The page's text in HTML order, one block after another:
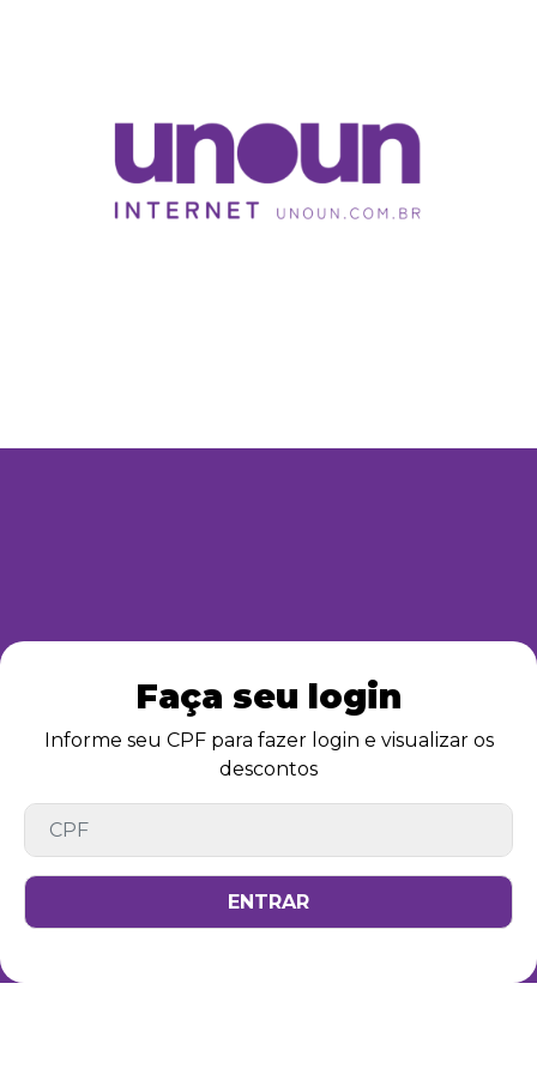
Faça seu login
Informe seu CPF para fazer login e visualizar os
descontos
ENTRAR